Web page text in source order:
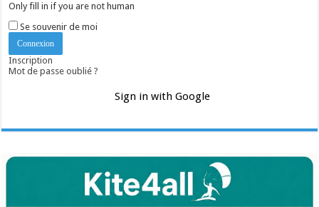
Only fill in if you are not human
Se souvenir de moi
Inscription
Mot de passe oublié ?
Sign in with Google